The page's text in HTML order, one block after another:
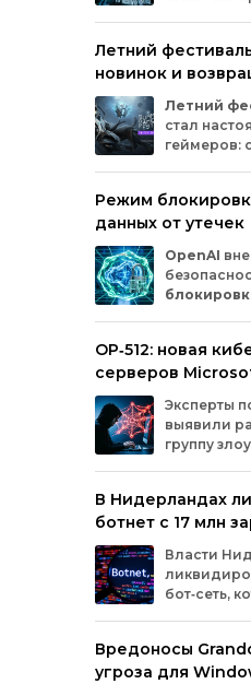
наплатформе:Azure,
Microsoftи
заражённых
платформыAzure,
документация и
DurableTask,
разработчиков.
Летний
новинок и
Летний
стал
геймеров:
долгожданных
анонсы
совершенно
разработчиков.
Режим
данных от утечек
OpenAI
рискаутечки
информации из‑за
вредоносных
Разберёмся,комуи
опция.
OP‑512: новая
серверов
Эксперты
выявили
группу
внедряют
веб‑оболочную
В Нидерландах
ботнет с 17 млн
устройствВласти
бот‑сеть,
планшетови
(IoT).Этиустройства
Вредоносы
угроза для